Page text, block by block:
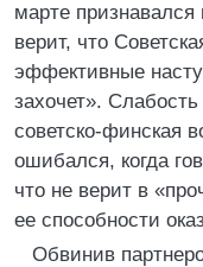
марте
верит, что
эффективные
захочет».
советско-финская
ошибался, когда
что не верит в
ее способности
Обвинив